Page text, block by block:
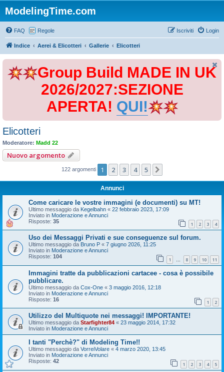
ModelingTime.com
FAQ Regole Login
Iscriviti
Indice Aerei & Elicotteri Gallerie Elicotteri
Group Build MADE IN UK
2026/2027:SEZIONE
APERTA! QUI!
Elicotteri
Moderatore: Madd 22
Nuovo argomento
122 argomenti 1 2 3 4 5
Annunci
Come caricare le vostre immagini (e documenti) su MT!
Ultimo messaggio da Kegelbahn « 22 febbraio 2023, 17:09
Inviato in Moderazione e Annunci
Risposte: 35 1 2 3 4
Uso dei Messaggi Privati e sue conseguenze sul forum.
Ultimo messaggio da Bruno P « 7 giugno 2026, 11:25
Inviato in Moderazione e Annunci
Risposte: 104 1 … 8 9 10 11
Immagini tratte da pubblicazioni cartacee - cosa è possibile
pubblicare.
Ultimo messaggio da Cox-One « 3 maggio 2016, 12:18
Inviato in Moderazione e Annunci
Risposte: 16 1 2
Utilizzo del Multiquote nei messaggi! IMPORTANTE!
Ultimo messaggio da Starfighter84 « 23 maggio 2014, 17:32
Inviato in Moderazione e Annunci
I tanti "Perchè?" di Modeling Time!!
Ultimo messaggio da VorreiVolare « 4 marzo 2020, 13:45
Inviato in Moderazione e Annunci
Risposte: 42 1 2 3 4 5